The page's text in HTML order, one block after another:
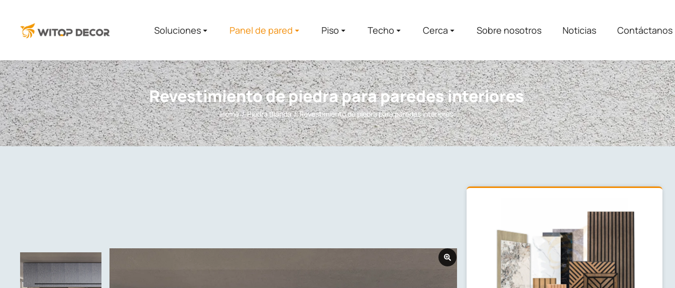
Soluciones​ Panel de pared Piso Techo Cerca Sobre nosotros Noticias Contáctanos
Revestimiento de piedra para paredes interiores
You are here: Home Piedra Blanda Revestimiento de piedra para paredes interiores
Delivery time
We will send out the samples within 3
working days after confirming the
samples with you.